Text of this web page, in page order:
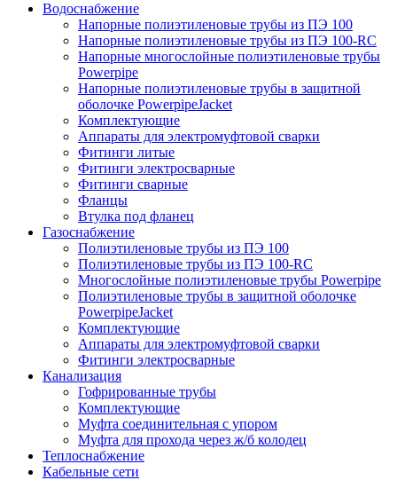
Водоснабжение
Напорные полиэтиленовые трубы из ПЭ 100
Напорные полиэтиленовые трубы из ПЭ 100-RC
Напорные многослойные полиэтиленовые трубы
Powerpipe
Напорные полиэтиленовые трубы в защитной
оболочке PowerpipeJacket
Комплектующие
Аппараты для электромуфтовой сварки
Фитинги литые
Фитинги электросварные
Фитинги сварные
Фланцы
Втулка под фланец
Газоснабжение
Полиэтиленовые трубы из ПЭ 100
Полиэтиленовые трубы из ПЭ 100-RC
Многослойные полиэтиленовые трубы Powerpipe
Полиэтиленовые трубы в защитной оболочке
PowerpipeJacket
Комплектующие
Аппараты для электромуфтовой сварки
Фитинги электросварные
Канализация
Гофрированные трубы
Комплектующие
Муфта соединительная с упором
Муфта для прохода через ж/б колодец
Теплоснабжение
Кабельные сети